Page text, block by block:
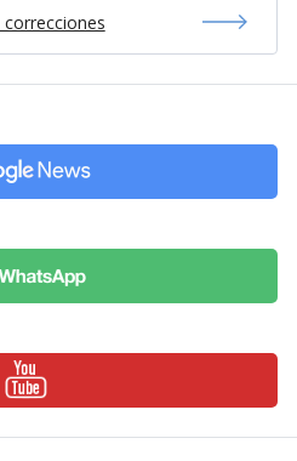
correcciones